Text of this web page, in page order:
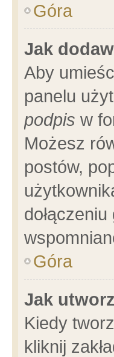
Góra
Jak
Aby
panelu
podpis w
Możesz
postów,
Góra
Jak
Kiedy
kliknij